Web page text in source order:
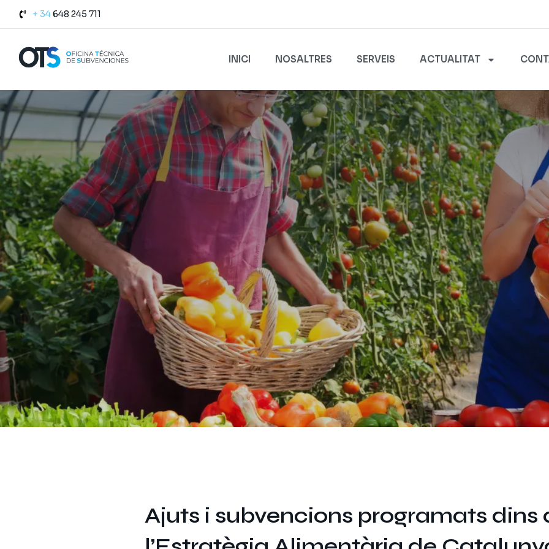
+ 34648 245 711
INICI NOSALTRES SERVEIS ACTUALITAT
Ajuts i subvencions programats dins